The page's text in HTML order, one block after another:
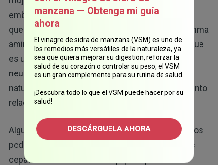
embarazo.16Estudios en animales demostraron
que los Lactobacillus podrían producir ácido gamma
aminobutírico (GABA, por sus siglas en inglés), que
es un neurotransmisor que inhibe la activación
neuronal excesiva, lo que promueve un estado
natural de calma,
y favorece el comportamiento
relacionado con la depresión.
Algunos efectos antidepresivos de los probióticos
podrían tener una relación con el aumento en las
cepas de lactobacillus. El equipo explicó lo
manzana — Obtenga mi guía
ahora
El vinagre de sidra de manzana (VSM) es uno de
los remedios más versátiles de la naturaleza, ya
sea que quiera mejorar su digestión, reforzar la
salud de su corazón o controlar su peso, el VSM
es un gran complemento para su rutina de salud.
¡Descubra todo lo que el VSM puede hacer por su
salud!
DESCÁRGUELA AHORA